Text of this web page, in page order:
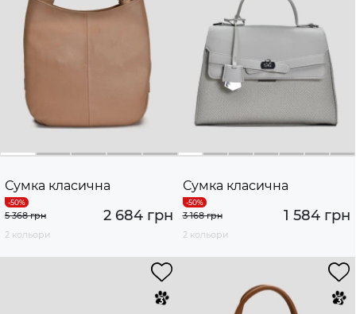
Сумка класична
2 684 грн
5 368 грн
2 кольори
Сумка класична
1 584 грн
3 168 грн
2 кольори